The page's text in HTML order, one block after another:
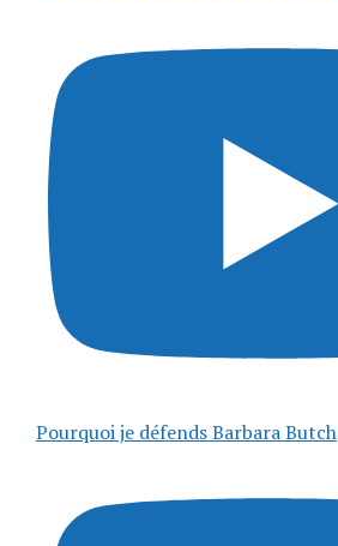
Pourquoi je défends Barbara Butch